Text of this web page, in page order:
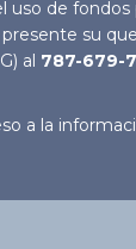
de
su
al 787-679-
a la